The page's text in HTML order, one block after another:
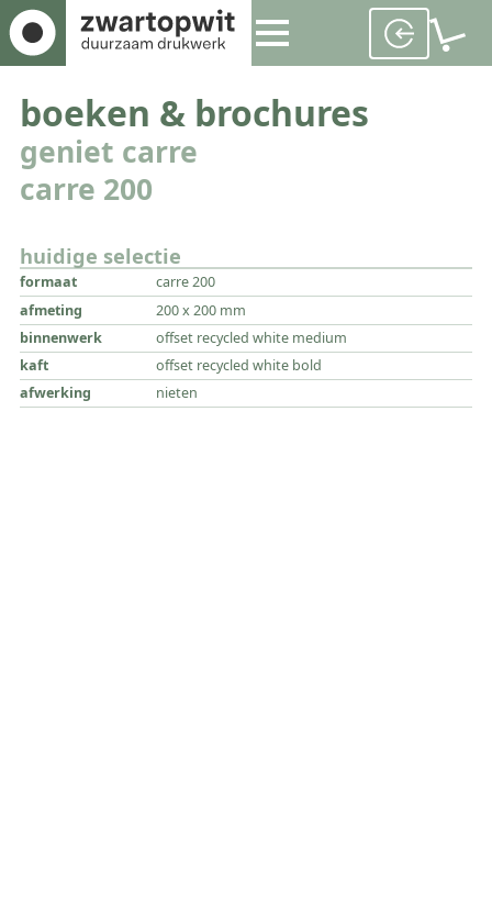
boeken & brochures
geniet carre
carre 200
huidige selectie
formaat
carre 200
afmeting
200 x 200 mm
binnenwerk
offset recycled white medium
kaft
offset recycled white bold
afwerking
nieten